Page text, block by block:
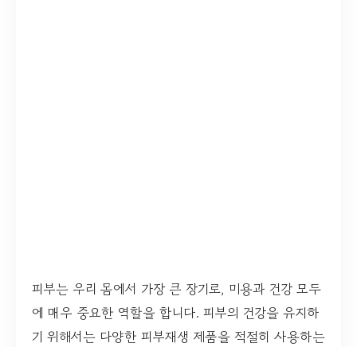
피부는 우리 몸에서 가장 큰 장기로, 미용과 건강 모두
에 매우 중요한 역할을 합니다. 피부의 건강을 유지하
기 위해서는 다양한 피부재생 제품을 적절히 사용하는